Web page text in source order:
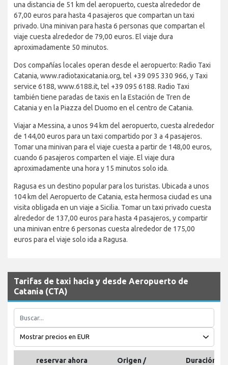
una distancia de 51 km del aeropuerto, cuesta alrededor de
67,00 euros para hasta 4 pasajeros que compartan un taxi
privado. Una minivan para hasta 6 personas que compartan el
viaje cuesta alrededor de 79,00 euros. El viaje dura
aproximadamente 50 minutos.
Dos compañías locales operan desde el aeropuerto: Radio Taxi
Catania, www.radiotaxicatania.org, tel +39 095 330 966, y Taxi
service 6188, www.6188.it, tel +39 095 6188. Radio Taxi
también tiene paradas de taxis en la Estación de Tren de
Catania y en la Piazza del Duomo en el centro de Catania.
Viajar a Messina, a unos 94 km del aeropuerto, cuesta alrededor
de 144,00 euros para un taxi compartido por 3 a 4 pasajeros.
Tomar una minivan para el viaje cuesta a partir de 148,00 euros,
cuando 6 pasajeros comparten el viaje. El viaje dura
aproximadamente una hora y 15 minutos solo ida.
Ragusa es un destino popular para los turistas. Ubicada a unos
104 km del Aeropuerto de Catania, esta hermosa ciudad es una
visita obligada en un viaje a Sicilia. Tomar un taxi privado cuesta
alrededor de 137,00 euros para hasta 4 pasajeros, y compartir
una minivan entre 6 personas cuesta alrededor de 175,00
euros para el viaje solo ida a Ragusa.
Tarifas de taxi hacia y desde Aeropuerto de
Catania (CTA)
reservar ahora
Origen /
Duración